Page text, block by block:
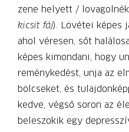
zene helyett / lovagolnék
kicsit fáj). Lövétei képes
ahol véresen, sőt
képes kimondani, hogy
reménykedést, unja az
bölcseket, és
kedve, végső soron az
beleszokik egy